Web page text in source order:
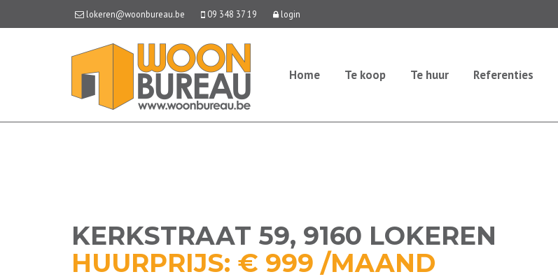
lokeren@woonbureau.be 09 348 37 19 login
Home Te koop Te huur Referenties
KERKSTRAAT 59, 9160 LOKEREN
HUURPRIJS: € 999 /MAAND